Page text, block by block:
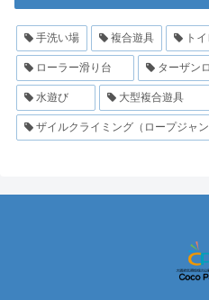
手洗い場 複合遊具 ト
ローラー滑り台 ターザン
水遊び 大型複合遊具
ザイルクライミング（ロープジャン